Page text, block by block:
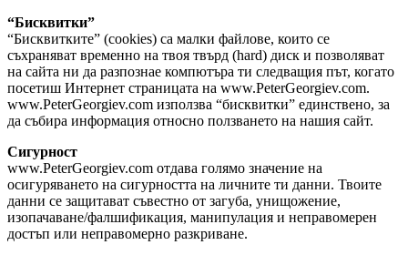
“Бисквитки”
“Бисквитките” (cookies) са малки файлове, които се
съхраняват временно на твоя твърд (hard) диск и позволяват
на сайта ни да разпознае компютъра ти следващия път, когато
посетиш Интернет страницата на www.PeterGeorgiev.com.
www.PeterGeorgiev.com използва “бисквитки” единствено, за
да събира информация относно ползването на нашия сайт.
Сигурност
www.PeterGeorgiev.com отдава голямо значение на
осигуряването на сигурността на личните ти данни. Твоите
данни се защитават съвестно от загуба, унищожение,
изопачаване/фалшификация, манипулация и неправомерен
достъп или неправомерно разкриване.